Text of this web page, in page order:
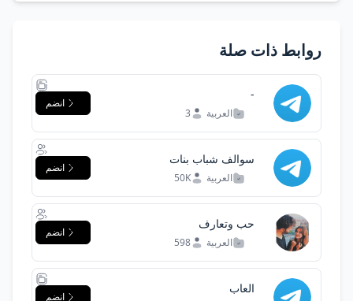
روابط ذات صلة
-
العربية 3
انضم
سوالف شباب بنات
العربية 50K
انضم
حب وتعارف
العربية 598
انضم
العاب
انضم